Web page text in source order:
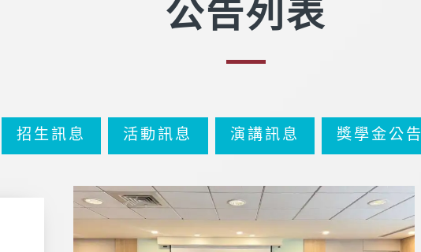
公告列表
招生訊息 活動訊息 演講訊息 獎學金公告